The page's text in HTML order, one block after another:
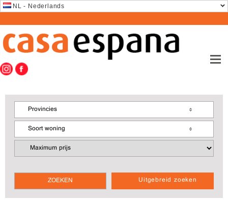
NL - Nederlands
Uitgebreid zoeken
Provincies
Soort woning